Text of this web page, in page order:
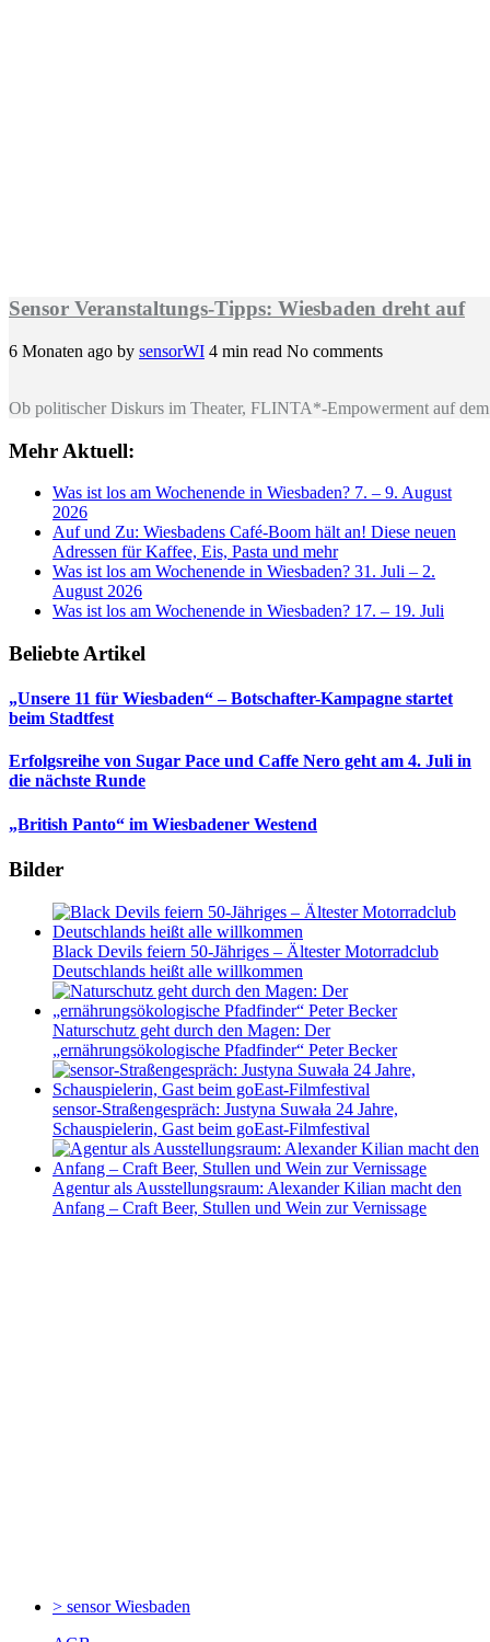
Sensor Veranstaltungs-Tipps: Wiesbaden dreht auf
6 Monaten ago by sensorWI 4 min read No comments
Ob politischer Diskurs im Theater, FLINTA*-Empowerment auf
Mehr Aktuell:
Was ist los am Wochenende in Wiesbaden? 7. – 9. August
2026
Auf und Zu: Wiesbadens Café-Boom hält an! Diese neuen
Adressen für Kaffee, Eis, Pasta und mehr
Was ist los am Wochenende in Wiesbaden? 31. Juli – 2.
August 2026
Was ist los am Wochenende in Wiesbaden? 17. – 19. Juli
Beliebte Artikel
„Unsere 11 für Wiesbaden“ – Botschafter-Kampagne startet
beim Stadtfest
Erfolgsreihe von Sugar Pace und Caffe Nero geht am 4. Juli in
die nächste Runde
„British Panto“ im Wiesbadener Westend
Bilder
Black Devils feiern 50-Jähriges – Ältester Motorradclub
Deutschlands heißt alle willkommen
Naturschutz geht durch den Magen: Der
„ernährungsökologische Pfadfinder“ Peter Becker
sensor-Straßengespräch: Justyna Suwała 24 Jahre,
Schauspielerin, Gast beim goEast-Filmfestival
Agentur als Ausstellungsraum: Alexander Kilian macht den
Anfang – Craft Beer, Stullen und Wein zur Vernissage
> sensorWiesbaden